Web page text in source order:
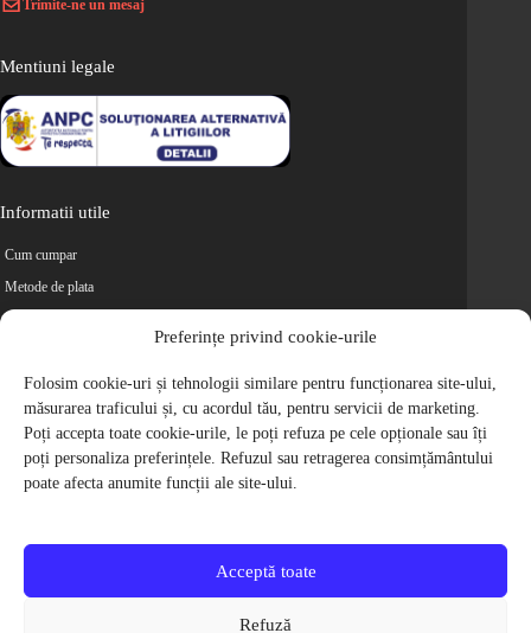
Preferințe privind cookie-urile
Folosim cookie-uri și tehnologii similare pentru funcționarea site-ului,
măsurarea traficului și, cu acordul tău, pentru servicii de marketing.
Poți accepta toate cookie-urile, le poți refuza pe cele opționale sau îți
poți personaliza preferințele. Refuzul sau retragerea consimțământului
poate afecta anumite funcții ale site-ului.
Acceptă toate
Refuză
Trimite-ne un mesaj
Mentiuni legale
Informatii utile
Cum cumpar
Metode de plata
Retur
Cariere
Politica de Confidentialitate
Politica de cookie-uri